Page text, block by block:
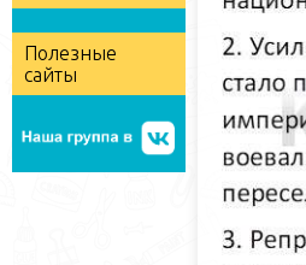
Полезные
сайты